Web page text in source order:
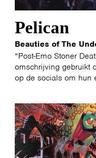
Pelican
Beauties of The
“Post-Emo Stoner
omschrijving gebruikt
op de socials om hun